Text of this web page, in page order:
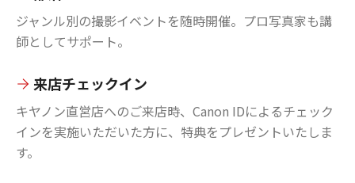
ジャンル別の撮影イベントを随時開催。プロ写真家も講
師としてサポート。
来店チェックイン
キヤノン直営店へのご来店時、Canon IDによるチェック
インを実施いただいた方に、特典をプレゼントいたしま
す。